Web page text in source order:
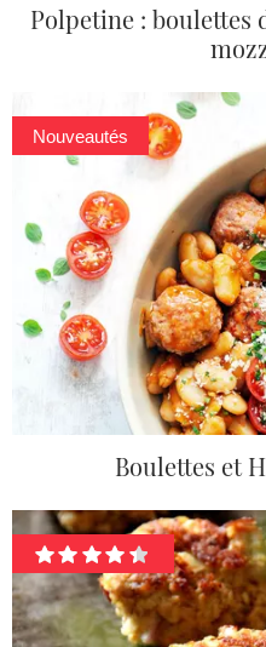
Polpetine : boulettes
Nouveautés
Boulettes et